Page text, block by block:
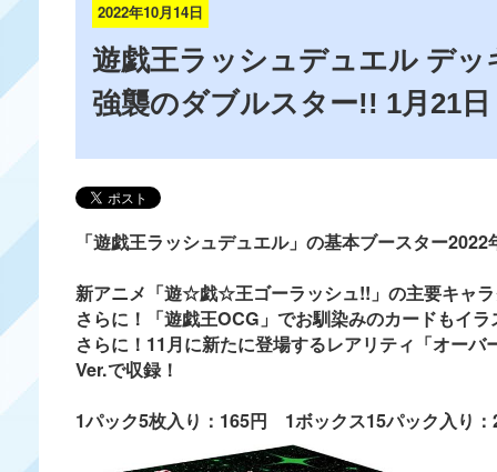
2022年10月14日
遊戯王ラッシュデュエル デッ
強襲のダブルスター!! 1月21
「遊戯王ラッシュデュエル」の基本ブースター
新アニメ「遊☆戯☆王ゴーラッシュ!!」の主要キャ
さらに！「遊戯王OCG」でお馴染みのカードもイ
さらに！11月に新たに登場するレアリティ「オー
Ver.で収録！
1パック5枚入り：165円 1ボックス15パック入り